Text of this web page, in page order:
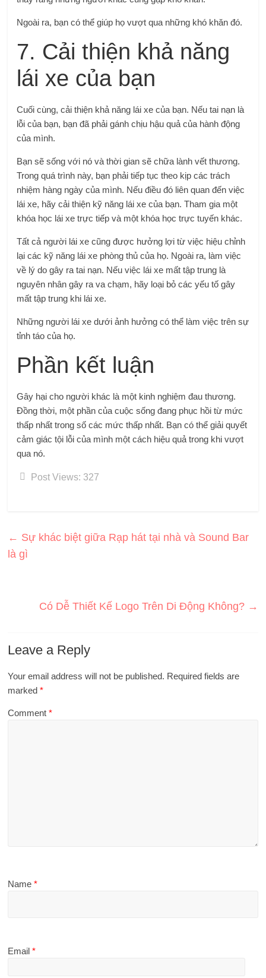
Ngoài ra, bạn có thể giúp họ vượt qua những khó khăn đó.
7. Cải thiện khả năng
lái xe của bạn
Cuối cùng, cải thiện khả năng lái xe của bạn. Nếu tai nạn là
lỗi của bạn, bạn đã phải gánh chịu hậu quả của hành động
của mình.
Bạn sẽ sống với nó và thời gian sẽ chữa lành vết thương.
Trong quá trình này, bạn phải tiếp tục theo kịp các trách
nhiệm hàng ngày của mình. Nếu điều đó liên quan đến việc
lái xe, hãy cải thiện kỹ năng lái xe của bạn. Tham gia một
khóa học lái xe trực tiếp và một khóa học trực tuyến khác.
Tất cả người lái xe cũng được hưởng lợi từ việc hiệu chỉnh
lại các kỹ năng lái xe phòng thủ của họ. Ngoài ra, làm việc
về lý do gây ra tai nạn. Nếu việc lái xe mất tập trung là
nguyên nhân gây ra va chạm, hãy loại bỏ các yếu tố gây
mất tập trung khi lái xe.
Những người lái xe dưới ảnh hưởng có thể làm việc trên sự
tỉnh táo của họ.
Phần kết luận
Gây hại cho người khác là một kinh nghiệm đau thương.
Đồng thời, một phần của cuộc sống đang phục hồi từ mức
thấp nhất trong số các mức thấp nhất. Bạn có thể giải quyết
cảm giác tội lỗi của mình một cách hiệu quả trong khi vượt
qua nó.
Post Views: 327
← Sự khác biệt giữa Rạp hát tại nhà và Sound Bar
là gì
Có Dễ Thiết Kế Logo Trên Di Động Không? →
Leave a Reply
Your email address will not be published. Required fields are
marked*
Comment*
Name*
Email*